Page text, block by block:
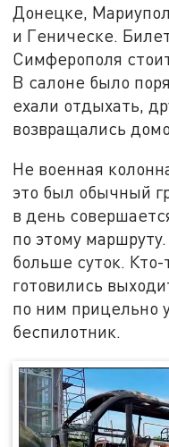
Донецке,
и Геническе.
Симферополя
В салоне было
ехали отдыхать,
возвращались
Не военная
это был обычный
в день
по этому
больше суток.
готовились
по ним прицельно
беспилотник.